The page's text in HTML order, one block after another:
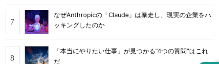
なぜAnthropicの「Claude」は暴走し、現実の企業をハ
ッキングしたのか
「本当にやりたい仕事」が見つかる“4つの質問”はこれ
だ